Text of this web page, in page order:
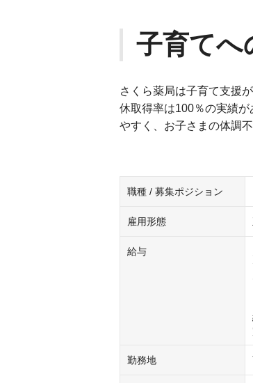
子育てへ
さくら薬局は子育て支援
休取得率は100％の実績
やすく、お子さまの体調
職種 / 募集ポジション
雇用形態
給与
勤務地